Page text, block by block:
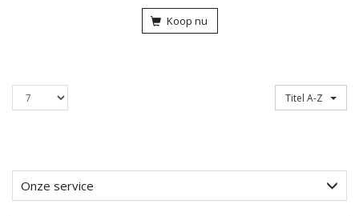
Koop nu
per
Sorteren op
Onze service